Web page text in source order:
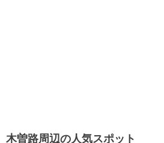
木曽路周辺の人気スポット